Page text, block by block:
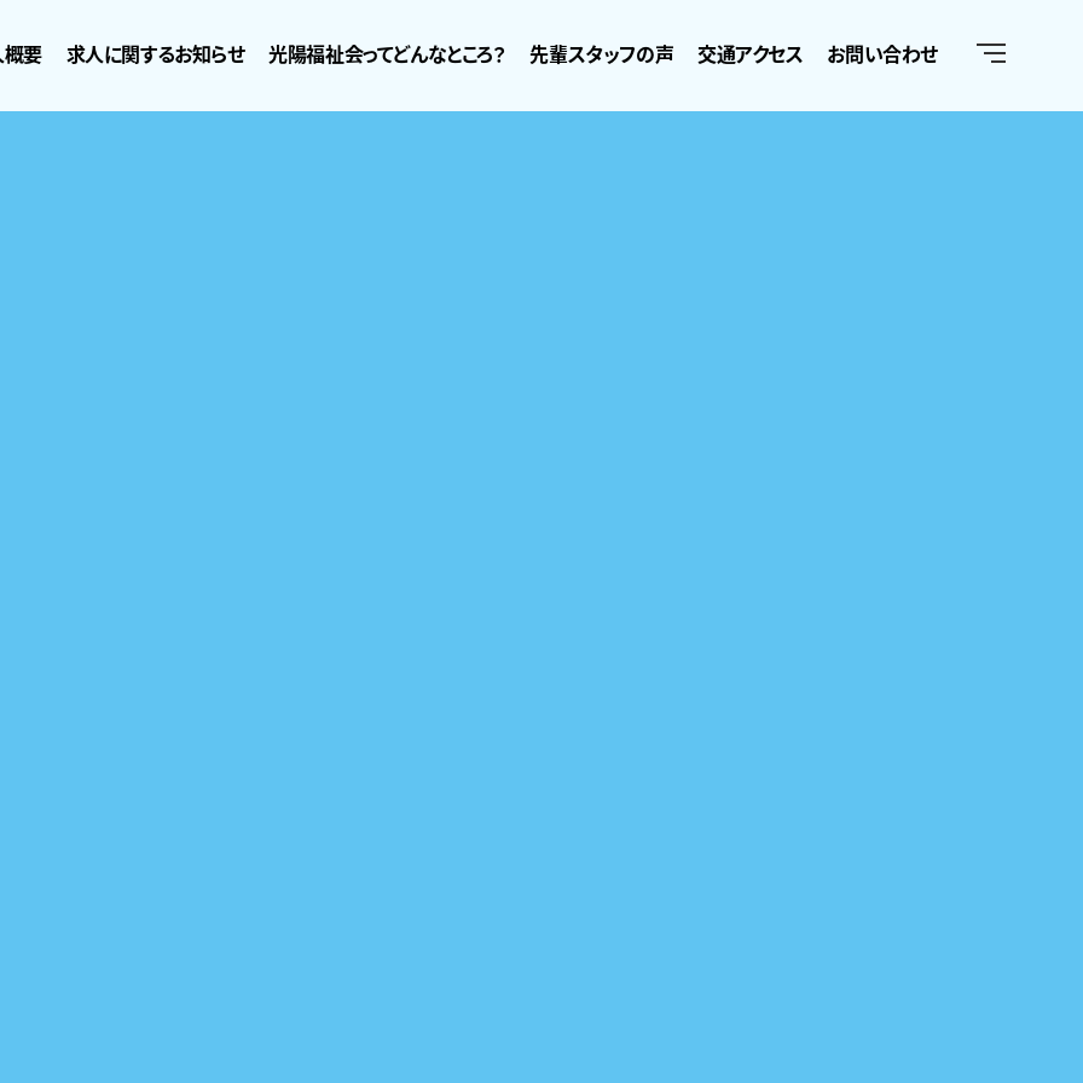
要 求人に関するお知らせ 光陽福祉会ってどんなところ？ 先輩スタッフの声 交通アクセス お問い合わせ